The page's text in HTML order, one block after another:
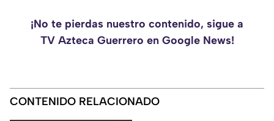
¡No te pierdas nuestro contenido, sigue a
TV Azteca Guerrero en Google News!
CONTENIDO RELACIONADO